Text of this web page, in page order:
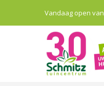
Vandaag open van